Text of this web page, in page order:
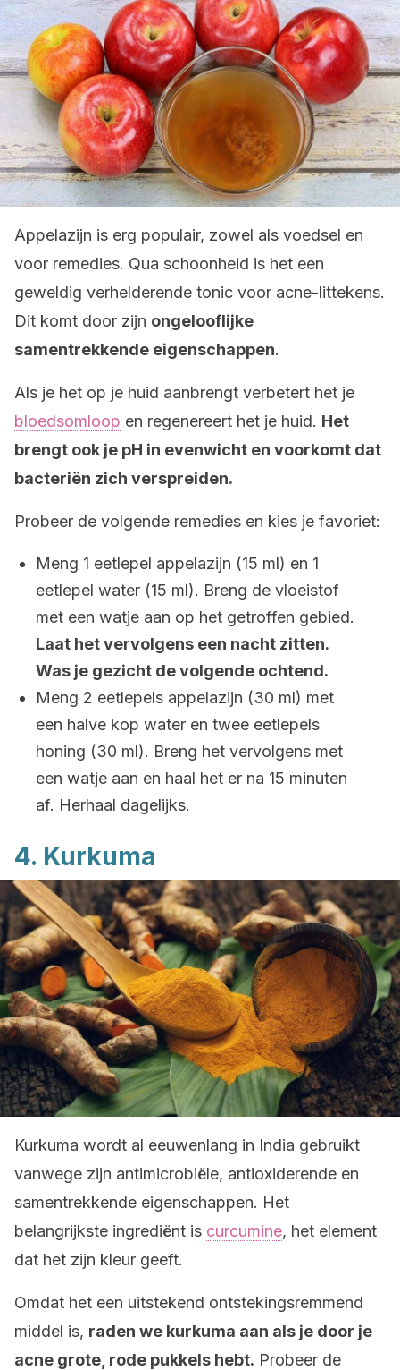
Appelazijn is erg populair, zowel als voedsel en
voor remedies. Qua schoonheid is het een
geweldig verhelderende tonic voor acne-littekens.
Dit komt door zijn ongelooflijke
samentrekkende eigenschappen.
Als je het op je huid aanbrengt verbetert het je
bloedsomloop en regenereert het je huid. Het
brengt ook je pH in evenwicht en voorkomt dat
bacteriën zich verspreiden.
Probeer de volgende remedies en kies je favoriet:
Meng 1 eetlepel appelazijn (15 ml) en 1
eetlepel water (15 ml). Breng de vloeistof
met een watje aan op het getroffen gebied.
Laat het vervolgens een nacht zitten.
Was je gezicht de volgende ochtend.
Meng 2 eetlepels appelazijn (30 ml) met
een halve kop water en twee eetlepels
honing (30 ml). Breng het vervolgens met
een watje aan en haal het er na 15 minuten
af. Herhaal dagelijks.
4. Kurkuma
Kurkuma wordt al eeuwenlang in India gebruikt
vanwege zijn antimicrobiële, antioxiderende en
samentrekkende eigenschappen. Het
belangrijkste ingrediënt is curcumine, het element
dat het zijn kleur geeft.
Omdat het een uitstekend ontstekingsremmend
middel is, raden we kurkuma aan als je door je
acne grote, rode pukkels hebt. Probeer de